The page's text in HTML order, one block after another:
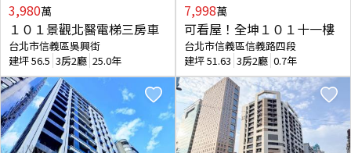
3,980萬
１０１景觀北醫電梯三房車
台北市信義區吳興街
建坪56.5 3房2廳 25.0年
7,998萬
可看屋！全坤１０１十一樓
台北市信義區信義路四段
建坪51.63 3房2廳 0.7年